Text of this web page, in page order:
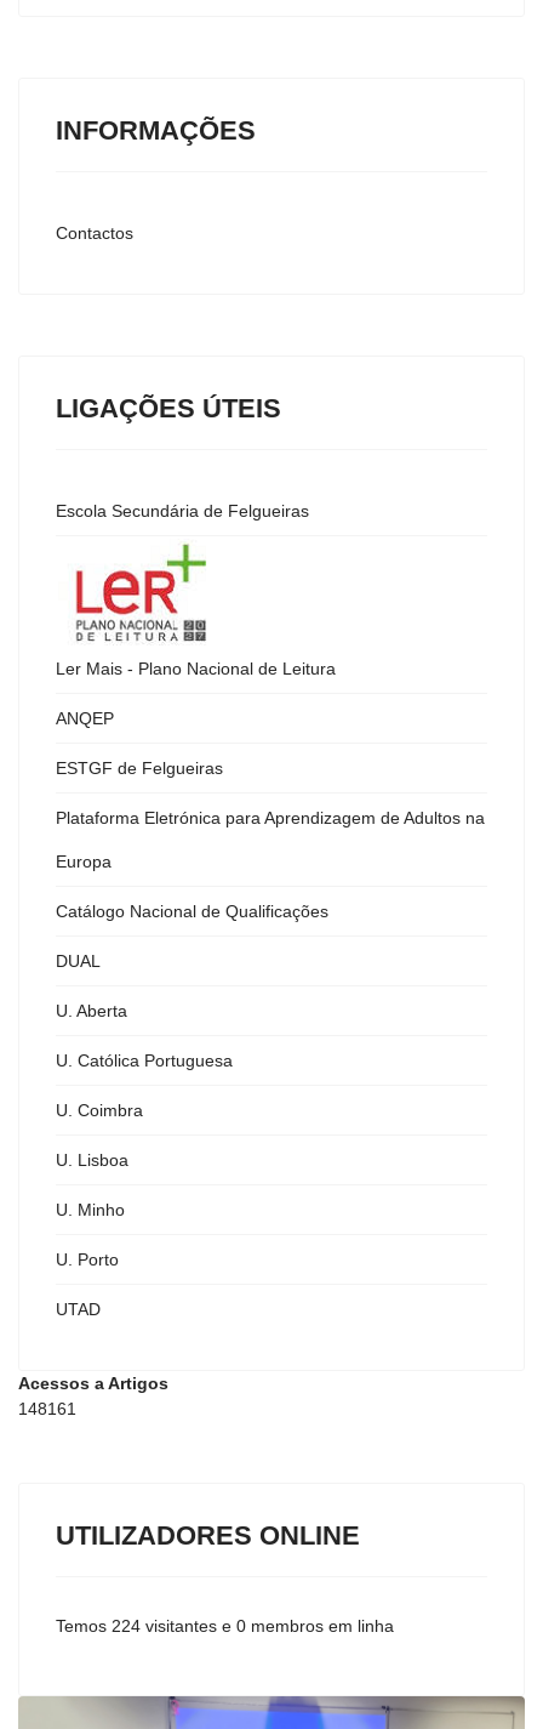
INFORMAÇÕES
Contactos
LIGAÇÕES ÚTEIS
Escola Secundária de Felgueiras
Ler Mais - Plano Nacional de Leitura
ANQEP
ESTGF de Felgueiras
Plataforma Eletrónica para Aprendizagem de Adultos na
Europa
Catálogo Nacional de Qualificações
DUAL
U. Aberta
U. Católica Portuguesa
U. Coimbra
U. Lisboa
U. Minho
U. Porto
UTAD
Acessos a Artigos
148161
UTILIZADORES ONLINE
Temos 224 visitantes e 0 membros em linha